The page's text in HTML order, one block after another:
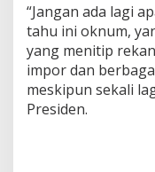
“Jangan ada lagi
tahu ini oknum,
yang menitip
impor dan
meskipun sekali
Presiden.